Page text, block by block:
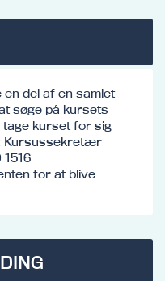
del af en samlet
søge på kursets
tage kurset for sig
Kursussekretær
for at blive